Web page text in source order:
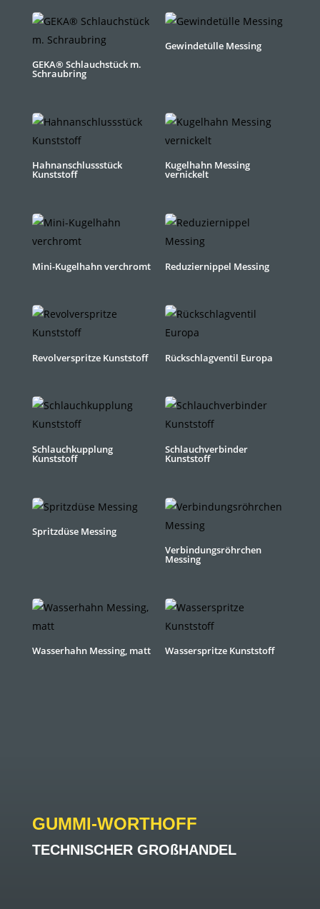
GEKA® Schlauchstück m.
Schraubring
Gewindetülle Messing
Hahnanschlussstück
Kunststoff
Kugelhahn Messing
vernickelt
Mini-Kugelhahn verchromt Reduziernippel Messing
Revolverspritze Kunststoff Rückschlagventil Europa
Schlauchkupplung
Kunststoff
Schlauchverbinder
Kunststoff
Spritzdüse Messing
Verbindungsröhrchen
Messing
Wasserhahn Messing, matt Wasserspritze Kunststoff
GUMMI-WORTHOFF
TECHNISCHER GROßHANDEL